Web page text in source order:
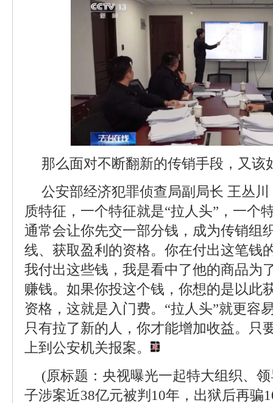
那么面对不断翻新的传销手段，又该
公安部经济犯罪侦查局副局长 王丛
质特征，一个特征就是“拉人头”，一个
通常会让你先交一部分钱，成为传销组
线、获取盈利的资格。你在付出这笔钱
我付出这些钱，我是看中了他的商品为
赚钱。如果你投这个钱，你想的是以此
资格，这就是入门费。“拉人头”就更容
只有拉了新的人，你才能增加收益。只
上到公安机关报案。
(原标题：央视曝光一起特大组织、
子涉案近38亿元被判10年，出狱后再骗